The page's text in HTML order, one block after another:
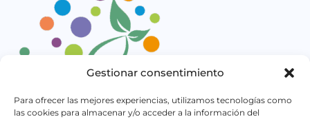
Gestionar consentimiento
Para ofrecer las mejores experiencias, utilizamos tecnologías como
las cookies para almacenar y/o acceder a la información del